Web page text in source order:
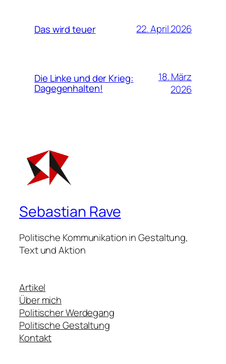
Das wird teuer 22. April 2026
Die Linke und der Krieg:
Dagegenhalten!
18. März
2026
Sebastian Rave
Politische Kommunikation in Gestaltung,
Text und Aktion
Artikel
Über mich
Politischer Werdegang
Politische Gestaltung
Kontakt